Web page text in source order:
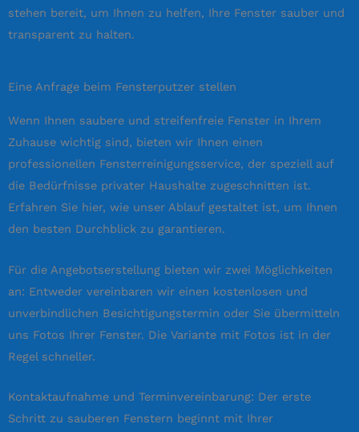
stehen bereit, um Ihnen zu helfen, Ihre Fenster sauber und
transparent zu halten.
Eine Anfrage beim Fensterputzer stellen
Wenn Ihnen saubere und streifenfreie Fenster in Ihrem
Zuhause wichtig sind, bieten wir Ihnen einen
professionellen Fensterreinigungsservice, der speziell auf
die Bedürfnisse privater Haushalte zugeschnitten ist.
Erfahren Sie hier, wie unser Ablauf gestaltet ist, um Ihnen
den besten Durchblick zu garantieren.
Für die Angebotserstellung bieten wir zwei Möglichkeiten
an: Entweder vereinbaren wir einen kostenlosen und
unverbindlichen Besichtigungstermin oder Sie übermitteln
uns Fotos Ihrer Fenster. Die Variante mit Fotos ist in der
Regel schneller.
Kontaktaufnahme und Terminvereinbarung: Der erste
Schritt zu sauberen Fenstern beginnt mit Ihrer